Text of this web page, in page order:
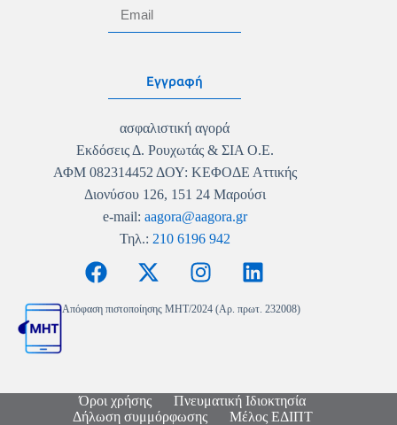
Εγγραφή
ασφαλιστική αγορά
Εκδόσεις Δ. Ρουχωτάς & ΣΙΑ Ο.Ε.
ΑΦΜ 082314452 ΔΟΥ: ΚΕΦΟΔΕ Αττικής
Διονύσου 126, 151 24 Μαρούσι
e-mail: aagora@aagora.gr
Τηλ.: 210 6196 942
Απόφαση πιστοποίησης MHT/2024 (Αρ. πρωτ. 232008)
Όροι χρήσης
Πνευματική Ιδιοκτησία
Δήλωση συμμόρφωσης
Μέλος ΕΔΙΠΤ